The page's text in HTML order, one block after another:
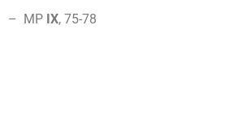
– MP IX, 75-78